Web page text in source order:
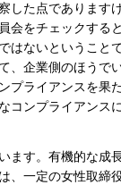
した点であります
会をチェックする
はないということ
、企業側のほうで
プライアンスを果
コンプライアンス
ます。有機的な成
、一定の女性取締